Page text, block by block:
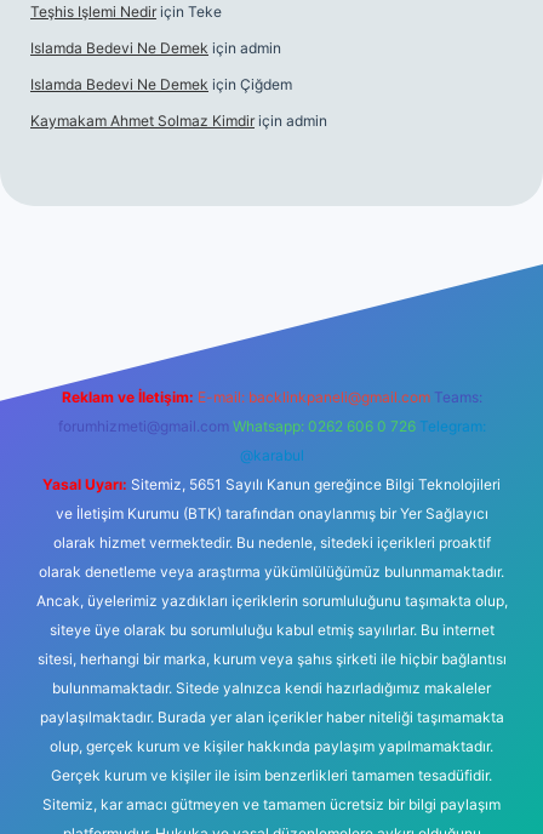
Teşhis Işlemi Nedir için Teke
Islamda Bedevi Ne Demek için admin
Islamda Bedevi Ne Demek için Çiğdem
Kaymakam Ahmet Solmaz Kimdir için admin
Reklam ve İletişim: E-mail: backlinkpaneli@gmail.com Teams:
forumhizmeti@gmail.com Whatsapp: 0262 606 0 726 Telegram:
@karabul
Yasal Uyarı: Sitemiz, 5651 Sayılı Kanun gereğince Bilgi Teknolojileri
ve İletişim Kurumu (BTK) tarafından onaylanmış bir Yer Sağlayıcı
olarak hizmet vermektedir. Bu nedenle, sitedeki içerikleri proaktif
olarak denetleme veya araştırma yükümlülüğümüz bulunmamaktadır.
Ancak, üyelerimiz yazdıkları içeriklerin sorumluluğunu taşımakta olup,
siteye üye olarak bu sorumluluğu kabul etmiş sayılırlar. Bu internet
sitesi, herhangi bir marka, kurum veya şahıs şirketi ile hiçbir bağlantısı
bulunmamaktadır. Sitede yalnızca kendi hazırladığımız makaleler
paylaşılmaktadır. Burada yer alan içerikler haber niteliği taşımamakta
olup, gerçek kurum ve kişiler hakkında paylaşım yapılmamaktadır.
Gerçek kurum ve kişiler ile isim benzerlikleri tamamen tesadüfidir.
Sitemiz, kar amacı gütmeyen ve tamamen ücretsiz bir bilgi paylaşım